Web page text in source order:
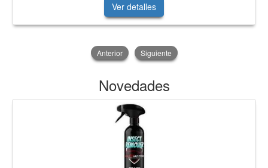
Ver detalles
Anterior Siguiente
Novedades